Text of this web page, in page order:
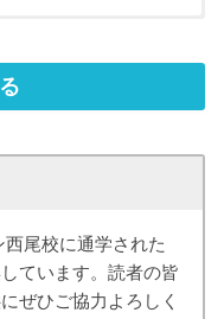
尾校に通学された
ています。読者の皆
ぜひご協力よろしく